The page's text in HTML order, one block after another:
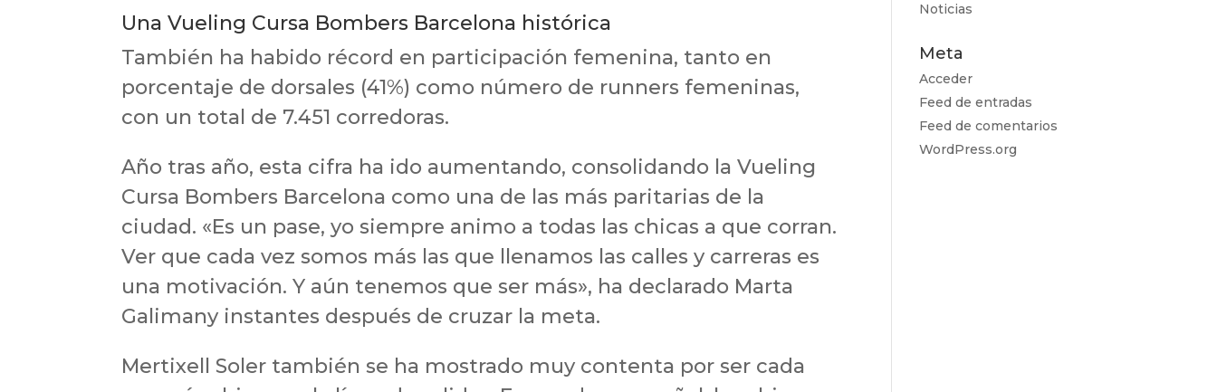
Una Vueling Cursa Bombers Barcelona histórica
También ha habido récord en participación femenina, tanto en
porcentaje de dorsales (41%) como número de runners femeninas,
con un total de 7.451 corredoras.
Año tras año, esta cifra ha ido aumentando, consolidando la Vueling
Cursa Bombers Barcelona como una de las más paritarias de la
ciudad. «Es un pase, yo siempre animo a todas las chicas a que corran.
Ver que cada vez somos más las que llenamos las calles y carreras es
una motivación. Y aún tenemos que ser más», ha declarado Marta
Galimany instantes después de cruzar la meta.
Mertixell Soler también se ha mostrado muy contenta por ser cada
Noticias
Meta
Acceder
Feed de entradas
Feed de comentarios
WordPress.org